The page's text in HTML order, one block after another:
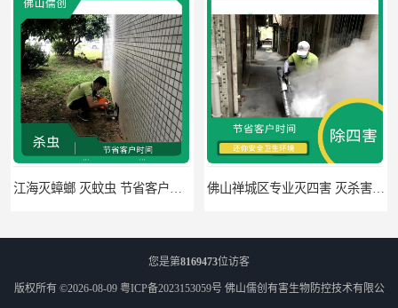
江海灭蟑螂 灭蚊虫 节省客户时间 佛山禅城区专业灭四害 灭杀害虫 根据现场情况定制中害方案
您是第8169473位访客
版权所有 ©2026-08-09 粤ICP备2023153059号 佛山儒创有害生物防控技术有限公